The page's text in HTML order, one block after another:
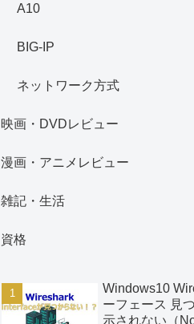
A10
BIG-IP
ネットワーク方式
映画・DVDレビュー
漫画・アニメレビュー
雑記・生活
資格
Windows10
ーフェース 見
示されない（